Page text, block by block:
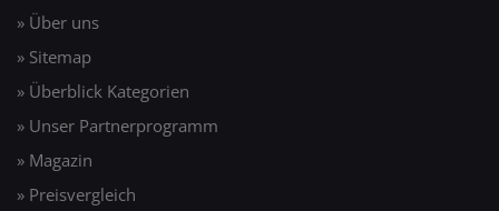
» Über uns
» Sitemap
» Überblick Kategorien
» Unser Partnerprogramm
» Magazin
» Preisvergleich